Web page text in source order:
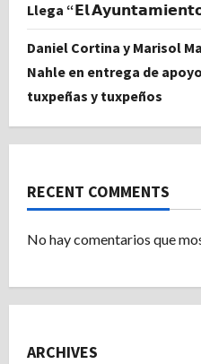
Llega “𝗘𝗹
Daniel Cortina y Marisol
Nahle en entrega de
tuxpeñas y tuxpeños
RECENT COMMENTS
No hay comentarios que
ARCHIVES